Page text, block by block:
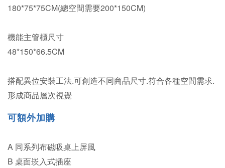
180*75*75CM(總空間需要200*150CM)
機能主管櫃尺寸
48*150*66.5CM
搭配異位安裝工法.可創造不同商品尺寸.符合各種空間需求.
形成商品層次視覺
可額外加購
A 同系列布磁吸桌上屏風
B 桌面崁入式插座